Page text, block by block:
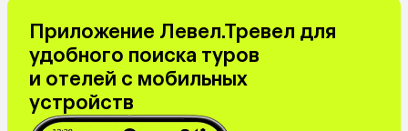
Приложение Левел.Тревел для
удобного поиска туров
и отелей с мобильных
устройств